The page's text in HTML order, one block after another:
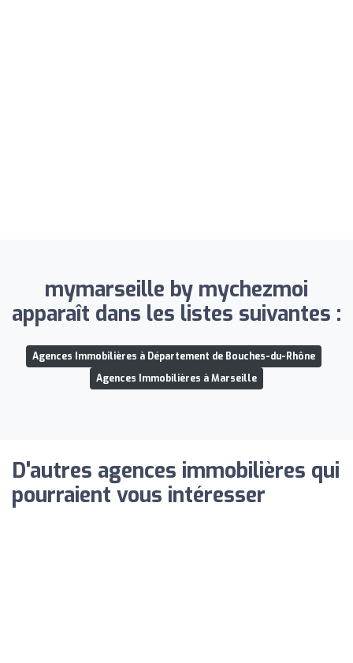
mymarseille by mychezmoi
apparaît dans les listes suivantes :
Agences Immobilières à Département de Bouches-du-Rhône
Agences Immobilières à Marseille
D'autres agences immobilières qui
pourraient vous intéresser